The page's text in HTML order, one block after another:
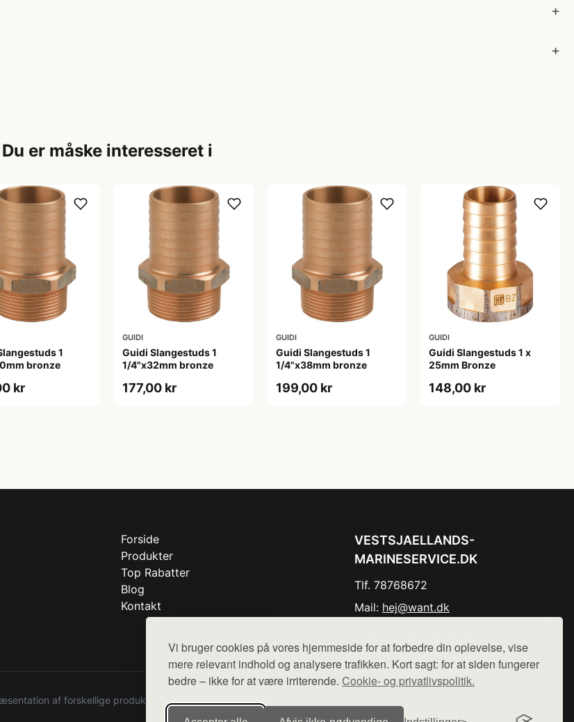
Vi bruger cookies på vores hjemmeside for at forbedre din oplevelse, vise
mere relevant indhold og analysere trafikken. Kort sagt: for at siden fungerer
bedre – ikke for at være irriterende. Cookie- og privatlivspolitik.
Du er måske interesseret i
1
bronze
kr
GUIDI
Guidi Slangestuds 1
1/4"x32mm bronze
177,00 kr
GUIDI
Guidi Slangestuds 1
1/4"x38mm bronze
199,00 kr
GUIDI
Guidi Slangestuds 1 x
25mm Bronze
148,00 kr
Forside
Produkter
Top Rabatter
Blog
Kontakt
VESTSJAELLANDS-
MARINESERVICE.DK
Tlf. 78768672
Mail: hej@want.dk
af forskellige produkter fra diverse webshops. Der sælges ikke varer fra denne side - vi henviser til de shops,